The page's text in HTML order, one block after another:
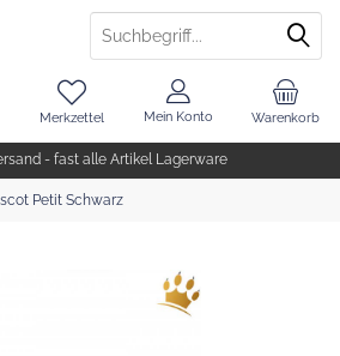
- fast alle Artikel Lagerware
Warenkorb
Merkzettel Mein Konto
Petit Schwarz